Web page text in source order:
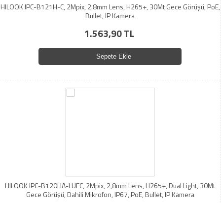
HILOOK IPC-B121H-C, 2Mpix, 2.8mm Lens, H265+, 30Mt Gece Görüşü, PoE,
Bullet, IP Kamera
1.563,90 TL
Sepete Ekle
HILOOK IPC-B120HA-LUFC, 2Mpix, 2,8mm Lens, H265+, Dual Light, 30Mt
Gece Görüşü, Dahili Mikrofon, IP67, PoE, Bullet, IP Kamera